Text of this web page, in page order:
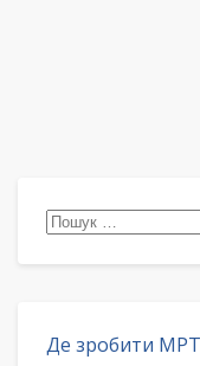
Пошук:
Де зробити МРТ